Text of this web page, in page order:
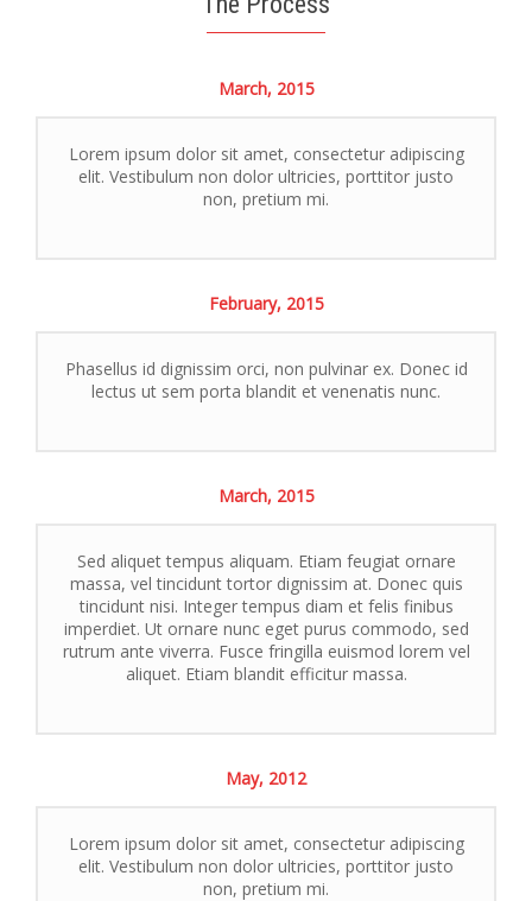
March, 2015
Lorem ipsum dolor sit amet, consectetur adipiscing
elit. Vestibulum non dolor ultricies, porttitor justo
non, pretium mi.
February, 2015
Phasellus id dignissim orci, non pulvinar ex. Donec id
lectus ut sem porta blandit et venenatis nunc.
March, 2015
Sed aliquet tempus aliquam. Etiam feugiat ornare
massa, vel tincidunt tortor dignissim at. Donec quis
tincidunt nisi. Integer tempus diam et felis finibus
imperdiet. Ut ornare nunc eget purus commodo, sed
rutrum ante viverra. Fusce fringilla euismod lorem vel
aliquet. Etiam blandit efficitur massa.
May, 2012
Lorem ipsum dolor sit amet, consectetur adipiscing
elit. Vestibulum non dolor ultricies, porttitor justo
non, pretium mi.